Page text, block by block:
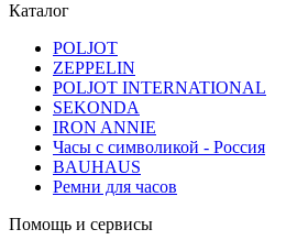
Каталог
POLJOT
ZEPPELIN
POLJOT INTERNATIONAL
SEKONDA
IRON ANNIE
Часы с символикой - Россия
BAUHAUS
Ремни для часов
Помощь и сервисы